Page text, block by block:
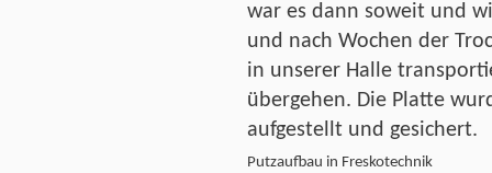
war es dann soweit und
und nach Wochen der
in unserer Halle
übergehen. Die Platte
aufgestellt und gesichert.
Putzaufbau in Freskotechnik